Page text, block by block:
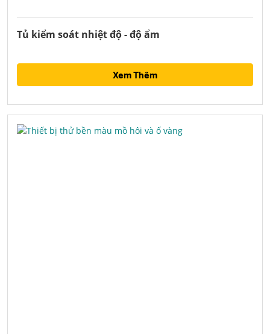
Tủ kiểm soát nhiệt độ - độ ẩm
Xem Thêm